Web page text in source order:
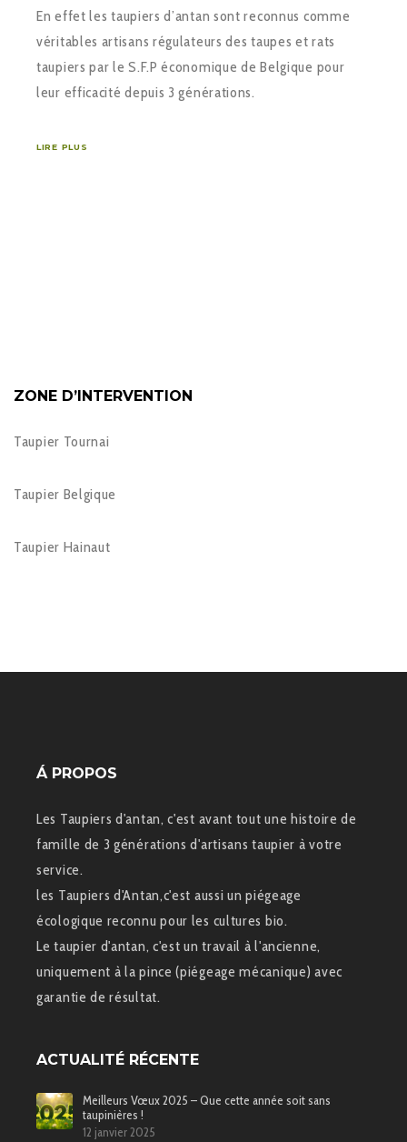
En effet les taupiers d’antan sont reconnus comme
véritables artisans régulateurs des taupes et rats
taupiers par le S.F.P économique de Belgique pour
leur efficacité depuis 3 générations.
LIRE PLUS
ZONE D’INTERVENTION
Taupier Tournai
Taupier Belgique
Taupier Hainaut
Á PROPOS
Les Taupiers d'antan, c'est avant tout une histoire de
famille de 3 générations d'artisans taupier à votre
service.
les Taupiers d'Antan,c'est aussi un piégeage
écologique reconnu pour les cultures bio.
Le taupier d'antan, c'est un travail à l'ancienne,
uniquement à la pince (piégeage mécanique) avec
garantie de résultat.
ACTUALITÉ RÉCENTE
Meilleurs Vœux 2025 – Que cette année soit sans
taupinières !
12 janvier 2025